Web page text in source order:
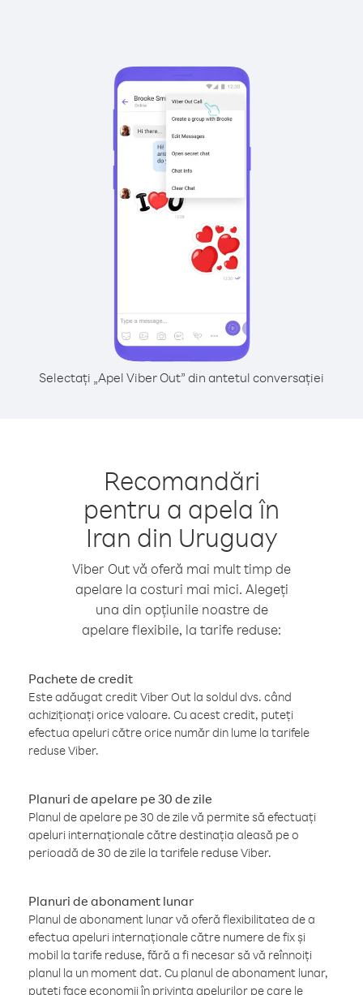
Selectați „Apel Viber Out” din antetul conversației
Recomandări
pentru a apela în
Iran din Uruguay
Viber Out vă oferă mai mult timp de
apelare la costuri mai mici. Alegeți
una din opțiunile noastre de
apelare flexibile, la tarife reduse:
Pachete de credit
Este adăugat credit Viber Out la soldul dvs. când
achiziționați orice valoare. Cu acest credit, puteți
efectua apeluri către orice număr din lume la tarifele
reduse Viber.
Planuri de apelare pe 30 de zile
Planul de apelare pe 30 de zile vă permite să efectuați
apeluri internaționale către destinația aleasă pe o
perioadă de 30 de zile la tarifele reduse Viber.
Planuri de abonament lunar
Planul de abonament lunar vă oferă flexibilitatea de a
efectua apeluri internaționale către numere de fix și
mobil la tarife reduse, fără a fi necesar să vă reînnoiți
planul la un moment dat. Cu planul de abonament lunar,
puteți face economii în privința apelurilor pe care le